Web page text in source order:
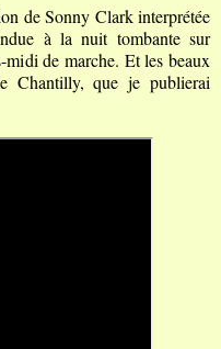
de Sonny Clark interprétée
à la nuit tombante sur
midi de marche. Et les beaux
Chantilly, que je publierai